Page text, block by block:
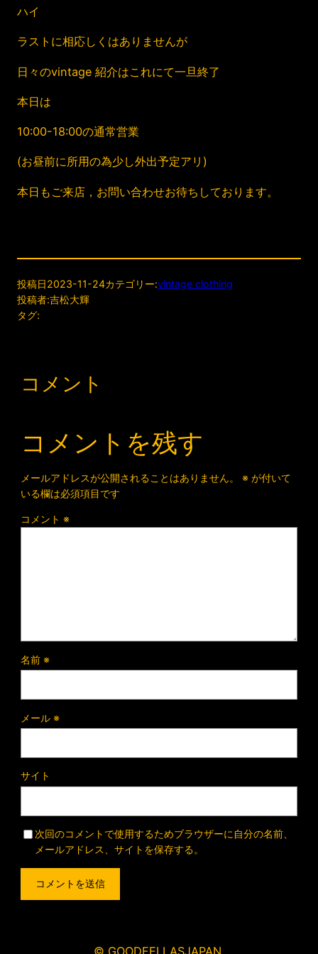
ハイ
ラストに相応しくはありませんが
日々のvintage 紹介はこれにて一旦終了
本日は
10:00-18:00の通常営業
(お昼前に所用の為少し外出予定アリ)
本日もご来店，お問い合わせお待ちしております。
投稿日2023-11-24カテゴリー:vintage clothing
投稿者:吉松大輝
タグ:
コメント
コメントを残す
メールアドレスが公開されることはありません。 ※が付いて
いる欄は必須項目です
コメント ※
名前 ※
メール ※
サイト
次回のコメントで使用するためブラウザーに自分の名前、
メールアドレス、サイトを保存する。